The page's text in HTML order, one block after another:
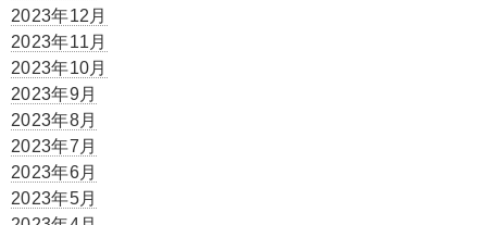
2023年12月
2023年11月
2023年10月
2023年9月
2023年8月
2023年7月
2023年6月
2023年5月